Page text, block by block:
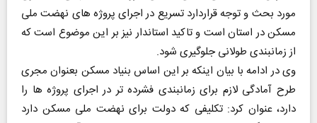
مورد بحث و توجه قراردارد تسریع در اجرای پروژه های نهضت ملی
مسکن در استان است و تاکید استاندار نیز بر این موضوع است که
از زمانبندی طولانی جلوگیری شود.
وی در ادامه با بیان اینکه بر این اساس بنیاد مسکن بعنوان مجری
طرح آمادگی لازم برای زمانبندی فشرده تر در اجرای پروژه ها را
دارد، عنوان کرد: تکلیفی که دولت برای نهضت ملی مسکن دارد